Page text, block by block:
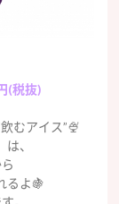
(税抜)
むアイス”🍨
、
るよ🍇